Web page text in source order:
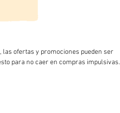
las ofertas y promociones pueden ser
para no caer en compras impulsivas.